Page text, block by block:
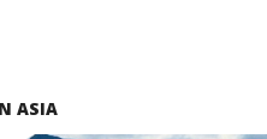
ASIA